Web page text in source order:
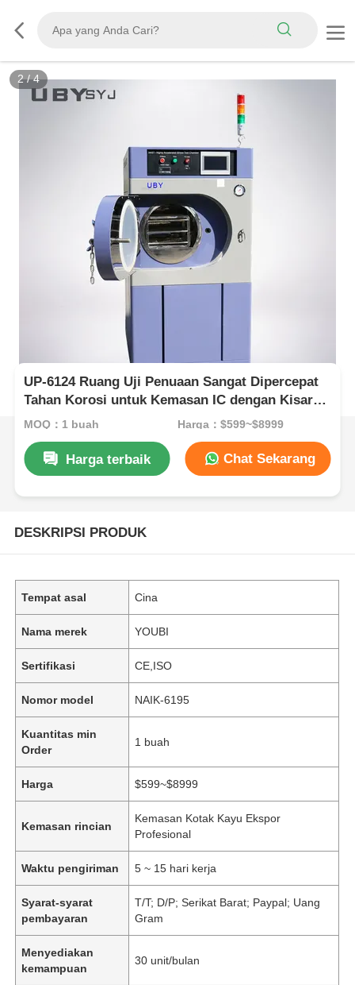
2/4
UP-6124 Ruang Uji Penuaan Sangat Dipercepat
Tahan Korosi untuk Kemasan IC dengan Kisaran
Suhu +105℃~143℃ dan Kisaran Tekanan
MOQ：1 buah Harga：$599~$8999
Harga terbaik Chat Sekarang
DESKRIPSI PRODUK
Tempat asal Cina
Nama merek YOUBI
Sertifikasi CE,ISO
Nomor model NAIK-6195
Kuantitas min
Order
1 buah
Harga $599~$8999
Kemasan rincian
Kemasan Kotak Kayu Ekspor
Profesional
Waktu pengiriman 5 ~ 15 hari kerja
Syarat-syarat
pembayaran
T/T; D/P; Serikat Barat; Paypal; Uang
Gram
Menyediakan
kemampuan
30 unit/bulan